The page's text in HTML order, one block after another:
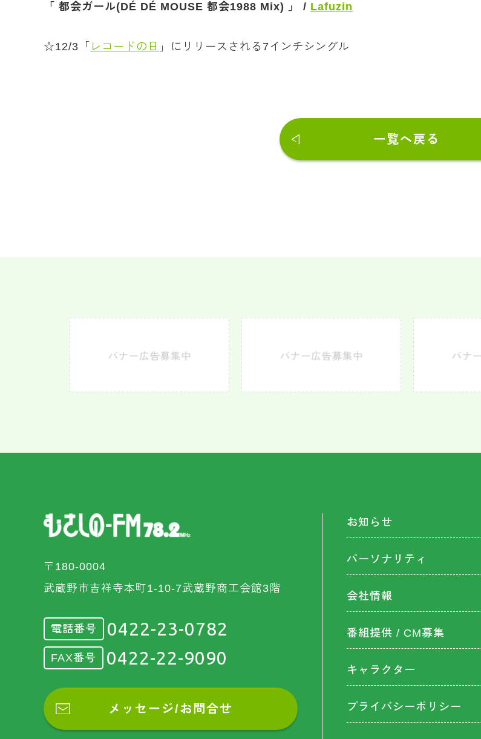
「 都会ガール(DÉ DÉ MOUSE 都会1988 Mix) 」 / Lafuzin
☆12/3「 レコードの日 」にリリースされる7インチシングル
一覧へ戻る
〒180-0004
武蔵野市吉祥寺本町1-10-7武蔵野商工会館3階
電話番号 0422-23-0782
FAX番号 0422-22-9090
メッセージ/お問合せ
お知らせ
パーソナリティ
会社情報
番組提供 / CM募集
キャラクター
プライバシーポリシー